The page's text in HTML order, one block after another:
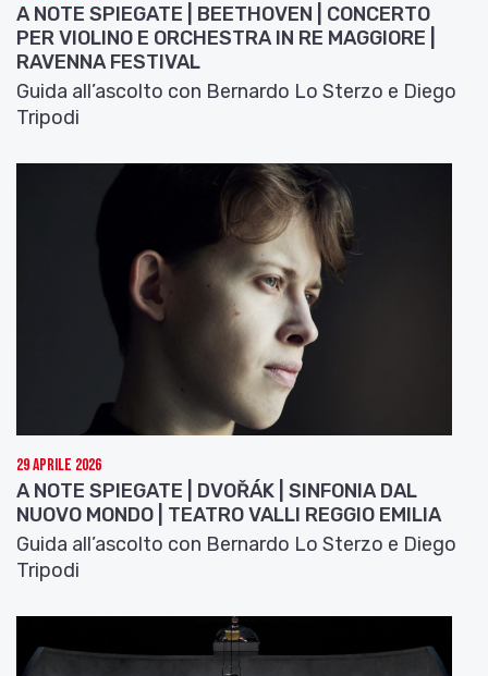
A NOTE SPIEGATE | BEETHOVEN | CONCERTO
PER VIOLINO E ORCHESTRA IN RE MAGGIORE |
RAVENNA FESTIVAL
Guida all’ascolto con Bernardo Lo Sterzo e Diego
Tripodi
29 Aprile 2026
A NOTE SPIEGATE | DVOŘÁK | SINFONIA DAL
NUOVO MONDO | TEATRO VALLI REGGIO EMILIA
Guida all’ascolto con Bernardo Lo Sterzo e Diego
Tripodi